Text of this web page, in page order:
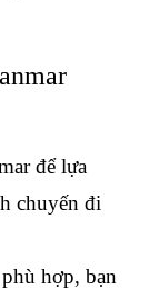
để lựa
chuyến đi
hợp, bạn